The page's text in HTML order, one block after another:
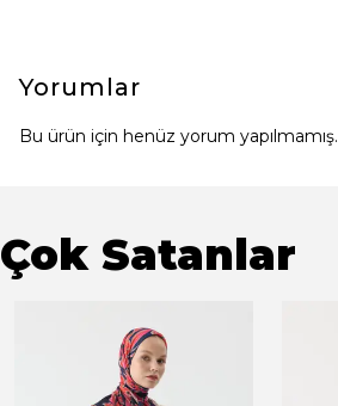
Yorumlar
Bu ürün için henüz yorum yapılmamış.
Çok Satanlar